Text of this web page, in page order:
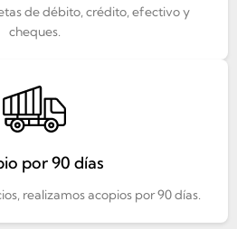
de débito, crédito, efectivo y
cheques.
por 90 días
realizamos acopios por 90 días.